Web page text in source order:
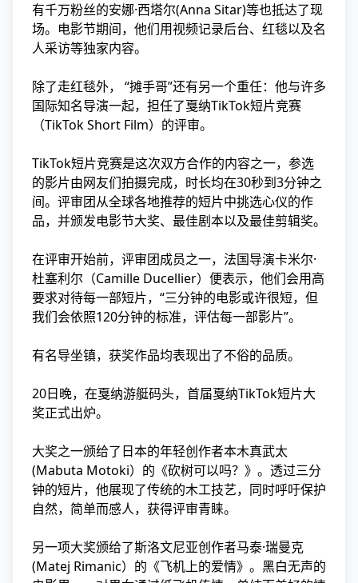
有千万粉丝的安娜·西塔尔(Anna Sitar)等也抵达了现
场。电影节期间，他们用视频记录后台、红毯以及名
人采访等独家内容。
除了走红毯外， “摊手哥”还有另一个重任：他与许多
国际知名导演一起，担任了戛纳TikTok短片竞赛
（TikTok Short Film）的评审。
TikTok短片竞赛是这次双方合作的内容之一，参选
的影片由网友们拍摄完成，时长均在30秒到3分钟之
间。评审团从全球各地推荐的短片中挑选心仪的作
品，并颁发电影节大奖、最佳剧本以及最佳剪辑奖。
在评审开始前，评审团成员之一，法国导演卡米尔·
杜塞利尔（Camille Ducellier）便表示，他们会用高
要求对待每一部短片，“三分钟的电影或许很短，但
我们会依照120分钟的标准，评估每一部影片”。
有名导坐镇，获奖作品均表现出了不俗的品质。
20日晚，在戛纳游艇码头，首届戛纳TikTok短片大
奖正式出炉。
大奖之一颁给了日本的年轻创作者本木真武太
(Mabuta Motoki）的《砍树可以吗？》。透过三分
钟的短片，他展现了传统的木工技艺，同时呼吁保护
自然，简单而感人，获得评审青睐。
另一项大奖颁给了斯洛文尼亚创作者马泰·瑞曼克
(Matej Rimanic）的《飞机上的爱情》。黑白无声的